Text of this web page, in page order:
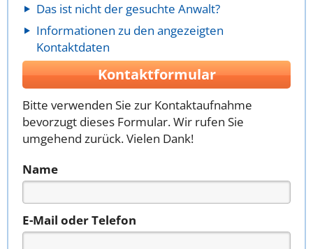
Das ist nicht der gesuchte Anwalt?
Informationen zu den angezeigten
Kontaktdaten
Kontaktformular
Bitte verwenden Sie zur Kontaktaufnahme
bevorzugt dieses Formular. Wir rufen Sie
umgehend zurück. Vielen Dank!
Name
E-Mail oder Telefon